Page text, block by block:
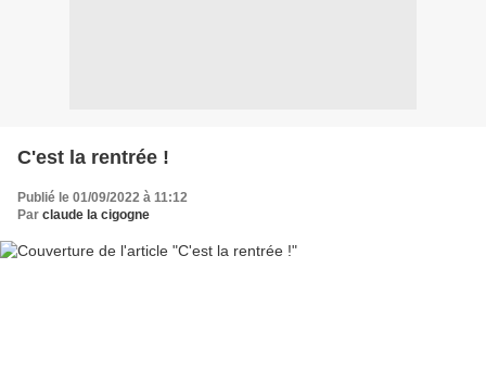
C'est la rentrée !
Publié le 01/09/2022 à 11:12
Par claude la cigogne